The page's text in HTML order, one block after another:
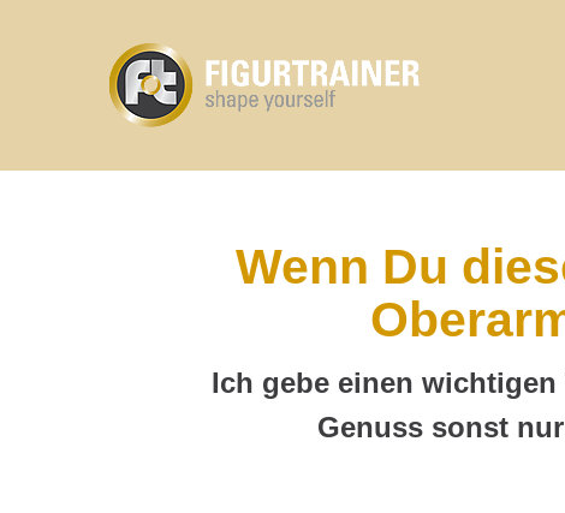
Wenn Du
Ich gebe einen
Genuss sonst